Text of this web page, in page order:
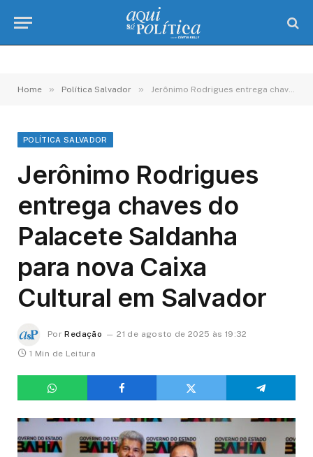
Home » Política Salvador » Jerônimo Rodrigues entrega chaves do Palacete Saldanha para nova Caixa Cultural em Salvador
POLÍTICA SALVADOR
Jerônimo Rodrigues
entrega chaves do
Palacete Saldanha
para nova Caixa
Cultural em Salvador
Por Redação
21 de agosto de 2025 às 19:32
1 Min de Leitura